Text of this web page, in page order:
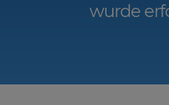
wurde